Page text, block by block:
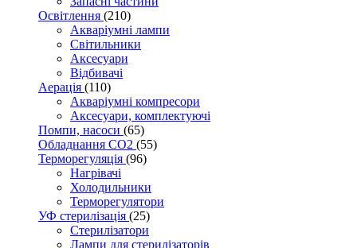
Освітлення (210)
Акваріумні лампи
Світильники
Аксесуари
Відбивачі
Аерація (110)
Акваріумні компресори
Аксесуари, комплектуючі
Помпи, насоси (65)
Обладнання CO2 (55)
Терморегуляція (96)
Нагрівачі
Холодильники
Терморегулятори
УФ стерилізація (25)
Стерилізатори
Лампи для стерилізаторів